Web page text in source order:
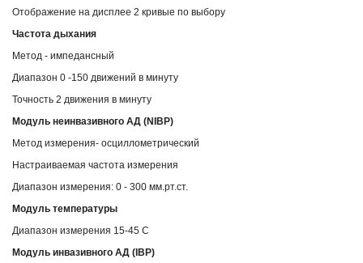
Отображение на дисплее 2 кривые по выбору
Частота дыхания
Метод - импедансный
Диапазон 0 -150 движений в минуту
Точность 2 движения в минуту
Модуль неинвазивного АД (NIBP)
Метод измерения- осциллометрический
Настраиваемая частота измерения
Диапазон измерения: 0 - 300 мм.рт.ст.
Модуль температуры
Диапазон измерения 15-45 С
Модуль инвазивного АД (IBP)